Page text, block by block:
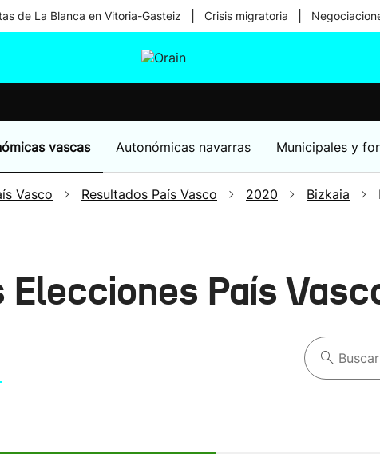
de La Blanca en Vitoria-Gasteiz Crisis migratoria
vascas Autonómicas navarras Municipales y
Vasco Resultados País Vasco 2020 Bizkaia
País